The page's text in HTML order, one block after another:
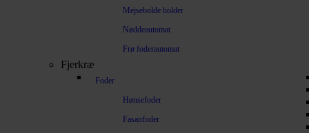
Mejsebolde holder
Nøddeautomat
Frø foderautomat
Fjerkræ
Foder
Hønsefoder
Fasanfoder